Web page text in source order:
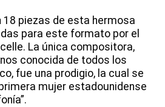
18 piezas de esta hermosa
para este formato por el
La única compositora,
conocida de todos los
fue una prodigio, la cual se
mujer estadounidense